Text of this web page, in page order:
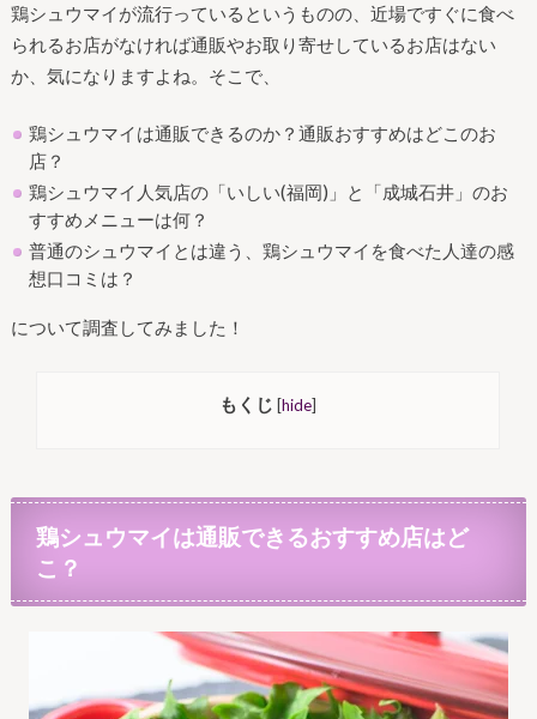
鶏シュウマイが流行っているというものの、近場ですぐに食べ
られるお店がなければ通販やお取り寄せしているお店はない
か、気になりますよね。そこで、
鶏シュウマイは通販できるのか？通販おすすめはどこのお
店？
鶏シュウマイ人気店の「いしい(福岡)」と「成城石井」のお
すすめメニューは何？
普通のシュウマイとは違う、鶏シュウマイを食べた人達の感
想口コミは？
について調査してみました！
もくじ [hide]
鶏シュウマイは通販できるおすすめ店はど
こ？